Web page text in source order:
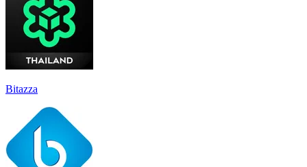
Bitazza